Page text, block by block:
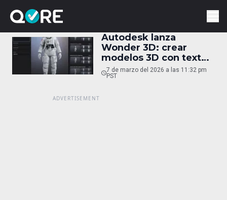
Autodesk lanza
Wonder 3D: crear
modelos 3D con texto
e IA
7 de marzo del 2026 a las 11:32 pm
PST